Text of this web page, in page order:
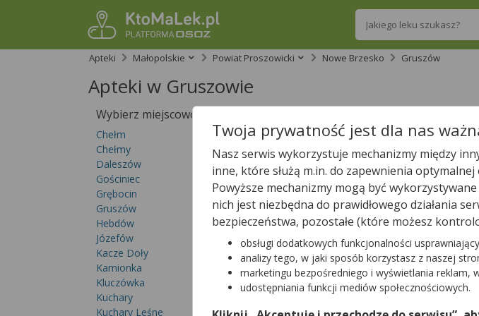
Wpisz nazwę leku
Apteki
Małopolskie Powiat Proszowicki Nowe Brzesko Gruszów
Apteki w Gruszowie
Wybierz miejscowość
Chełm
Chełmy
Daleszów
Gościniec
Grębocin
Gruszów
Hebdów
Józefów
Kacze Doły
Kamionka
Kluczówka
Kuchary
Kuchary Leśne
Sprawdź, które apteki w
Wpisz nazwę leku
Tylko otwarte apteki
W Gruszowienie znaleźliśmy żadnej apteki.
Sprawdź pełną listę aptek w najbliższej okolicy.
Twoja prywatność jest dla nas
Nasz serwis wykorzystuje mechanizmy między
inne, które służą m.in. do zapewnienia
Powyższe mechanizmy mogą być
nich jest niezbędna do prawidłowego działania
bezpieczeństwa, pozostałe (które możesz
obsługi dodatkowych funkcjonalności
analizy tego, w jaki sposób korzystasz z naszej
marketingu bezpośredniego i wyświetlania reklam,
udostępniania funkcji mediów społecznościowych.